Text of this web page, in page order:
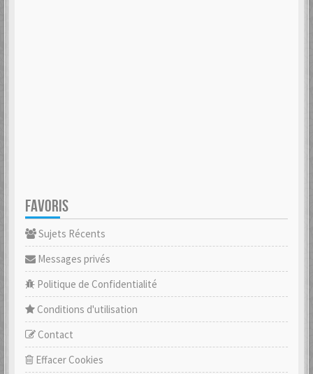
FAVORIS
Sujets Récents
Messages privés
Politique de Confidentialité
Conditions d'utilisation
Contact
Effacer Cookies